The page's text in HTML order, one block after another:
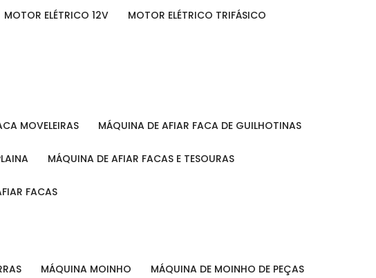
MOTOR ELÉTRICO 12V MOTOR ELÉTRICO TRIFÁSICO
MOVELEIRAS MÁQUINA DE AFIAR FACA DE GUILHOTINAS
MÁQUINA DE AFIAR FACAS E TESOURAS
FACAS
MÁQUINA MOINHO MÁQUINA DE MOINHO DE PEÇAS